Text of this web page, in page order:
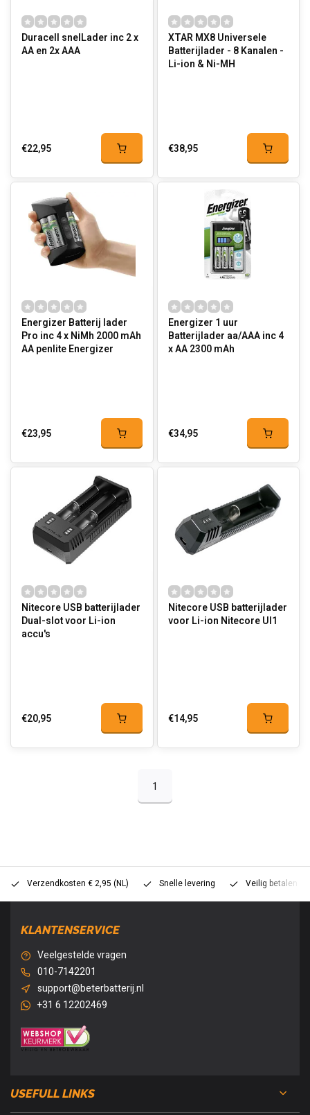
Duracell snelLader inc 2 x
AA en 2x AAA
€22,95
XTAR MX8 Universele
Batterijlader - 8 Kanalen -
Li-ion & Ni-MH
€38,95
Energizer Batterij lader
Pro inc 4 x NiMh 2000 mAh
AA penlite Energizer
€23,95
Energizer 1 uur
Batterijlader aa/AAA inc 4
x AA 2300 mAh
€34,95
Nitecore USB batterijlader
Dual-slot voor Li-ion
accu's
€20,95
Nitecore USB batterijlader
voor Li-ion Nitecore UI1
€14,95
1
Verzendkosten € 2,95 (NL) Snelle levering Veilig betalen
KLANTENSERVICE
Veelgestelde vragen
010-7142201
support@beterbatterij.nl
+31 6 12202469
USEFULL LINKS